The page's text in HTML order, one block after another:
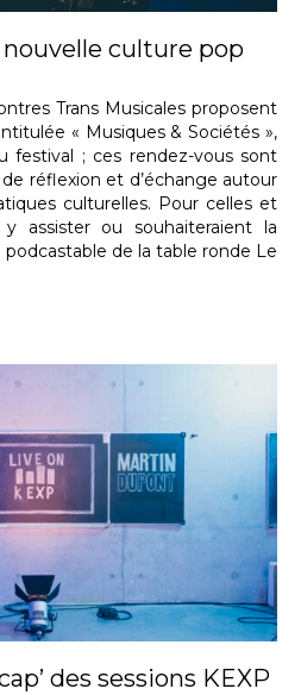
nouvelle culture pop
Trans Musicales proposent
« Musiques & Sociétés »,
festival ; ces rendez-vous sont
réflexion et d’échange autour
culturelles. Pour celles et
assister ou souhaiteraient la
de la table ronde Le
des sessions KEXP